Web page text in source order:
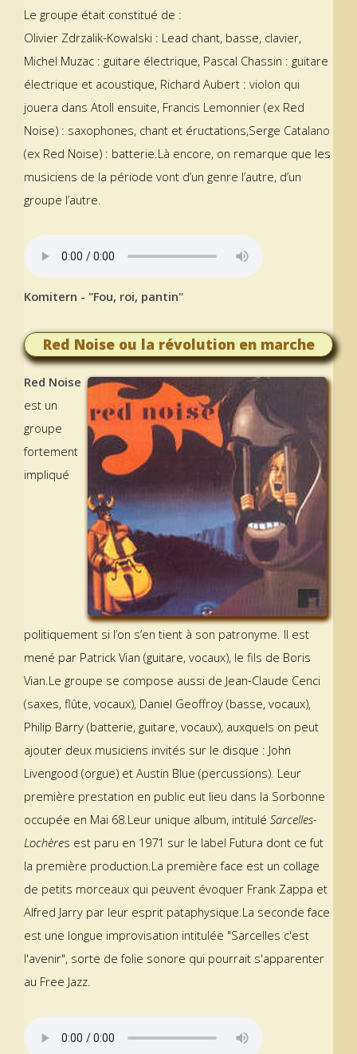
Le groupe était constitué de :
Olivier Zdrzalik-Kowalski : Lead chant, basse, clavier,
Michel Muzac : guitare électrique, Pascal Chassin : guitare
électrique et acoustique, Richard Aubert : violon qui
jouera dans Atoll ensuite, Francis Lemonnier (ex Red
Noise) : saxophones, chant et éructations,Serge Catalano
(ex Red Noise) : batterie.Là encore, on remarque que les
musiciens de la période vont d’un genre l’autre, d’un
groupe l’autre.
Komitern - "Fou, roi, pantin"
Red Noise ou la révolution en marche
Red Noise
est un
groupe
fortement
impliqué
politiquement si l’on s’en tient à son patronyme. Il est
mené par Patrick Vian (guitare, vocaux), le fils de Boris
Vian.Le groupe se compose aussi de Jean-Claude Cenci
(saxes, flûte, vocaux), Daniel Geoffroy (basse, vocaux),
Philip Barry (batterie, guitare, vocaux), auxquels on peut
ajouter deux musiciens invités sur le disque : John
Livengood (orgue) et Austin Blue (percussions). Leur
première prestation en public eut lieu dans la Sorbonne
occupée en Mai 68.Leur unique album, intitulé Sarcelles-
Lochères est paru en 1971 sur le label Futura dont ce fut
la première production.La première face est un collage
de petits morceaux qui peuvent évoquer Frank Zappa et
Alfred Jarry par leur esprit pataphysique.La seconde face
est une longue improvisation intitulée "Sarcelles c'est
l'avenir", sorte de folie sonore qui pourrait s'apparenter
au Free Jazz.